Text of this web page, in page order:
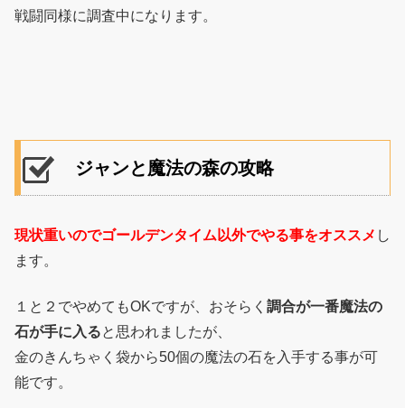
戦闘同様に調査中になります。
ジャンと魔法の森の攻略
現状重いのでゴールデンタイム以外でやる事をオススメ し
ます。
１と２でやめてもOKですが、おそらく 調合が一番魔法の
石が手に入ると思われましたが、
金のきんちゃく袋から50個の魔法の石を入手する事が可
能です。